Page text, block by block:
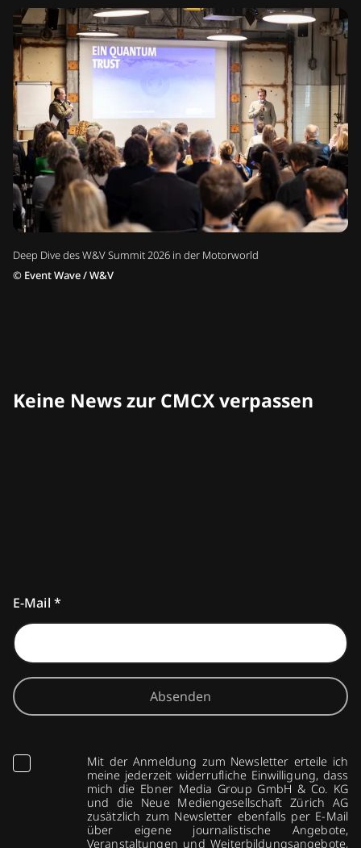
Deep Dive des W&V Summit 2026 in der Motorworld
© Event Wave / W&V
Keine News zur CMCX verpassen
E-Mail *
Absenden
Mit der Anmeldung zum Newsletter erteile ich
meine jederzeit widerrufliche Einwilligung, dass
mich die Ebner Media Group GmbH & Co. KG
und die Neue Mediengesellschaft Zürich AG
zusätzlich zum Newsletter ebenfalls per E-Mail
über eigene journalistische Angebote,
Veranstaltungen und Weiterbildungsangebote,